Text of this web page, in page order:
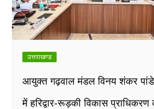
उत्तराखण्ड
आयुक्त गढ़वाल मंडल विनय शंकर पांडे
में हरिद्वार-रूड़की विकास